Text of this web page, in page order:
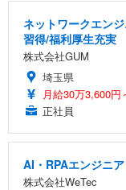
ネットワークエン
習得/福利厚生充実
株式会社GUM
埼玉県
月給30万3,600円
正社員
AI・RPAエンジニア
株式会社WeTec